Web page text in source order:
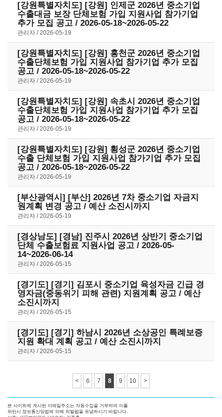
[강원특별자치도] [강원] 인제군 2026년 중소기업
수출대금 보장 단체보험 가입 지원사업 참가기업
추가 모집 공고 / 2026-05-18~2026-05-22
관리자 2026-05-19
[강원특별자치도] [강원] 홍천군 2026년 중소기업
수출단체보험 가입 지원사업 참가기업 추가 모집
공고 / 2026-05-18~2026-05-22
관리자 2026-05-19
[강원특별자치도] [강원] 속초시 2026년 중소기업
수출단체보험 가입 지원사업 참가기업 추가 모집
공고 / 2026-05-18~2026-05-22
관리자 2026-05-19
[강원특별자치도] [강원] 횡성군 2026년 중소기업
수출 단체보험 가입 지원사업 참가기업 추가 모집
공고 / 2026-05-18~2026-05-22
관리자 2026-05-19
[부산광역시] [부산] 2026년 7차 중소기업 자금지
원계획 변경 공고 / 예산 소진시까지
관리자 2026-05-19
[경상남도] [경남] 진주시 2026년 상반기 중소기업
단체 수출보험료 지원사업 공고 / 2026-05-
14~2026-06-14
관리자 2026-05-15
[경기도] [경기] 김포시 중소기업 육성자금 긴급 경
영자금(중동위기 피해 관련) 지원계획 공고 / 예산
소진시까지
관리자 2026-05-15
[경기도] [경기] 하남시 2026년 소상공인 특례보증
지원 확대 계획 공고 / 예산 소진시까지
관리자 2026-05-15
< 6 7 8 9 10 >
본 사이트에 계시된 이메일주소는 자동수집을 거부하며 이를
위반시 정보통신망법에 의해 처벌됩을 유념하시기 바랍니다.